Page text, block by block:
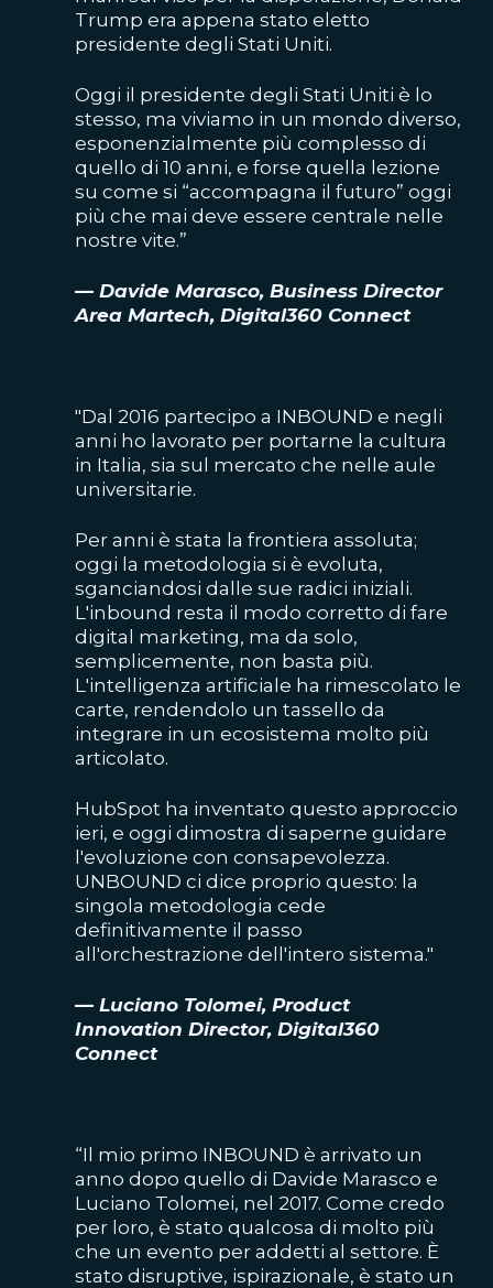
Trump era appena stato eletto
presidente degli Stati Uniti.
Oggi il presidente degli Stati Uniti è lo
stesso, ma viviamo in un mondo diverso,
esponenzialmente più complesso di
quello di 10 anni, e forse quella lezione
su come si “accompagna il futuro” oggi
più che mai deve essere centrale nelle
nostre vite.”
— Davide Marasco, Business Director
Area Martech, Digital360 Connect
"Dal 2016 partecipo a INBOUND e negli
anni ho lavorato per portarne la cultura
in Italia, sia sul mercato che nelle aule
universitarie.
Per anni è stata la frontiera assoluta;
oggi la metodologia si è evoluta,
sganciandosi dalle sue radici iniziali.
L'inbound resta il modo corretto di fare
digital marketing, ma da solo,
semplicemente, non basta più.
L'intelligenza artificiale ha rimescolato le
carte, rendendolo un tassello da
integrare in un ecosistema molto più
articolato.
HubSpot ha inventato questo approccio
ieri, e oggi dimostra di saperne guidare
l'evoluzione con consapevolezza.
UNBOUND ci dice proprio questo: la
singola metodologia cede
definitivamente il passo
all'orchestrazione dell'intero sistema."
— Luciano Tolomei, Product
Innovation Director, Digital360
Connect
“Il mio primo INBOUND è arrivato un
anno dopo quello di Davide Marasco e
Luciano Tolomei, nel 2017. Come credo
per loro, è stato qualcosa di molto più
che un evento per addetti al settore. È
stato disruptive, ispirazionale, è stato un